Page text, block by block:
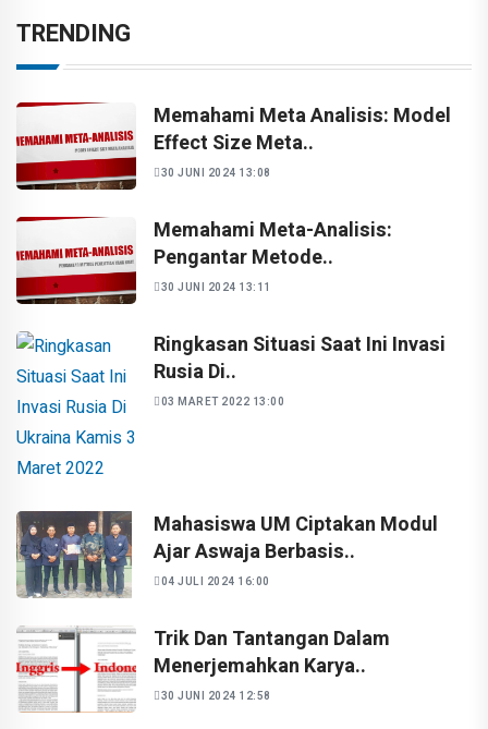
TRENDING
Memahami Meta Analisis: Model
Effect Size Meta..
30 JUNI 2024 13:08
Memahami Meta-Analisis:
Pengantar Metode..
30 JUNI 2024 13:11
Ringkasan Situasi Saat Ini Invasi
Rusia Di..
03 MARET 2022 13:00
Mahasiswa UM Ciptakan Modul
Ajar Aswaja Berbasis..
04 JULI 2024 16:00
Trik Dan Tantangan Dalam
Menerjemahkan Karya..
30 JUNI 2024 12:58